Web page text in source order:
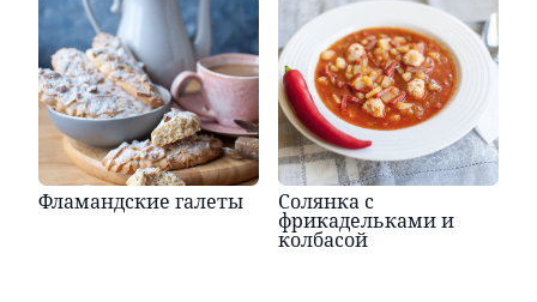
Фламандские галеты Солянка с
фрикадельками и
колбасой